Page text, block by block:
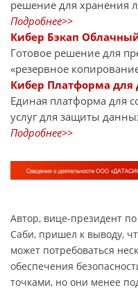
решение для хранения
Подробнее>>
Кибер Бэкап
Готовое решение для
«резервное
Кибер Платформа для
Единая платформа для
услуг для защиты
Подробнее>>
Автор, вице-президент
Саби, пришел к выводу,
может потребоваться
обеспечения
точками, но они менее